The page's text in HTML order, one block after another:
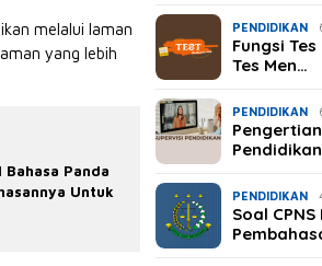
melalui laman
yang lebih
Bahasa Panda
Untuk
PENDIDIKAN
Fungsi
Tes Men…
PENDIDIKAN
PENDIDIKAN
Soal